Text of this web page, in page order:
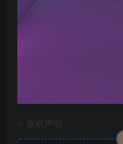
版权声明